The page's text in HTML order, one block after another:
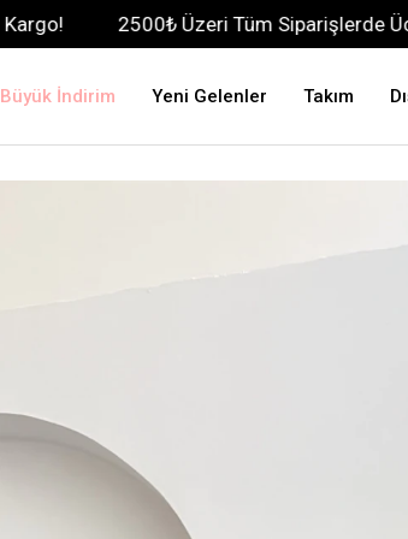
2500₺ Üzeri Tüm Siparişlerde Ücretsiz
Büyük İndirim Yeni Gelenler Takım